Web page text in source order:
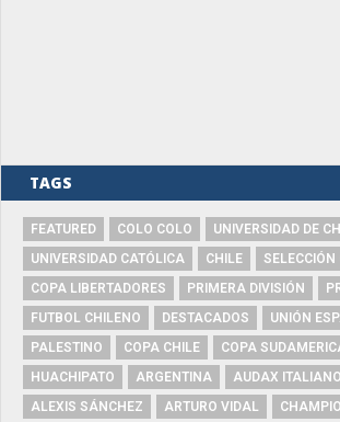
TAGS
FEATURED COLO COLO
UNIVERSIDAD DE
UNIVERSIDAD CATÓLICA
CHILE
SELECCIÓN
COPA LIBERTADORES
PRIMERA DIVISIÓN
FUTBOL CHILENO
DESTACADOS
UNIÓN
PALESTINO
COPA CHILE
COPA
HUACHIPATO
ARGENTINA
AUDAX ITALIANO
ALEXIS SÁNCHEZ
ARTURO VIDAL